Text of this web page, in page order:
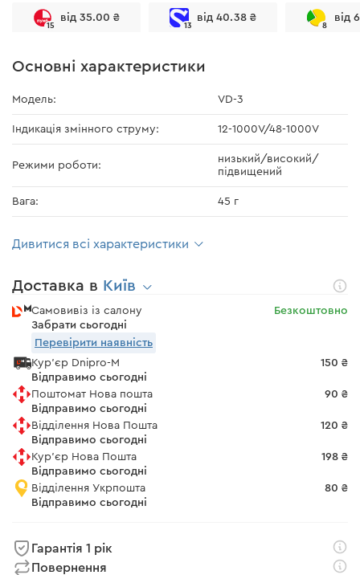
15
від 35.00 ₴
13
від 40.38 ₴
8
від
Основні характеристики
Модель: VD-3
Індикація змінного струму: 12-1000V/48-1000V
Режими роботи:
низький/високий/
підвищений
Вага: 45 г
Дивитися всі характеристики
Доставка в Київ
Самовивіз із салону
Забрати сьогодні
Безкоштовно
Перевірити наявність
Кур'єр Dnipro-M
Відправимо сьогодні
150 ₴
Поштомат Нова пошта
Відправимо сьогодні
90 ₴
Відділення Нова Пошта
Відправимо сьогодні
120 ₴
Кур'єр Нова Пошта
Відправимо сьогодні
198 ₴
Відділення Укрпошта
Відправимо сьогодні
80 ₴
Гарантія 1 рік
Повернення